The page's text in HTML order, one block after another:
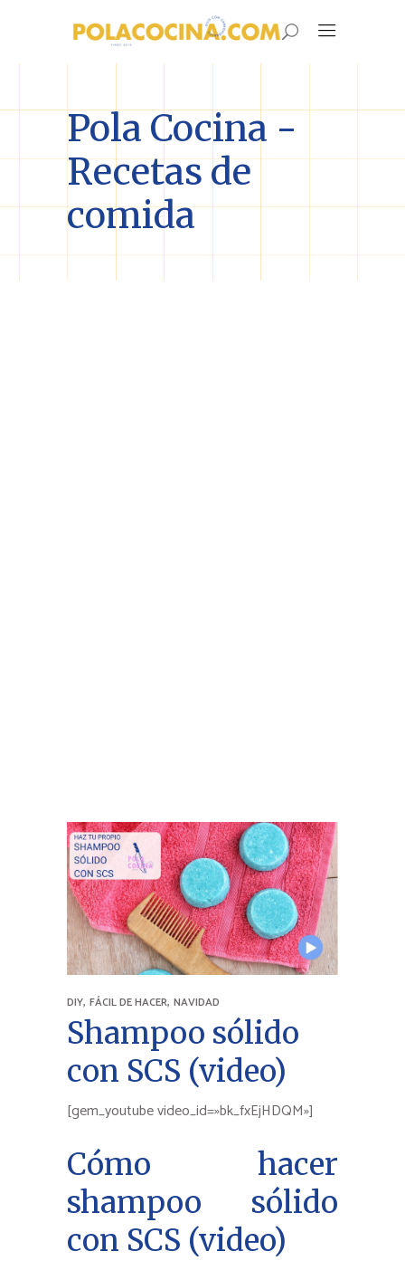
Pola Cocina -
Recetas de
comida
DIY, FÁCIL DE HACER, NAVIDAD
Shampoo sólido
con SCS (video)
[gem_youtube video_id=»bk_fxEjHDQM»]
Cómo hacer
shampoo sólido
con SCS (video)